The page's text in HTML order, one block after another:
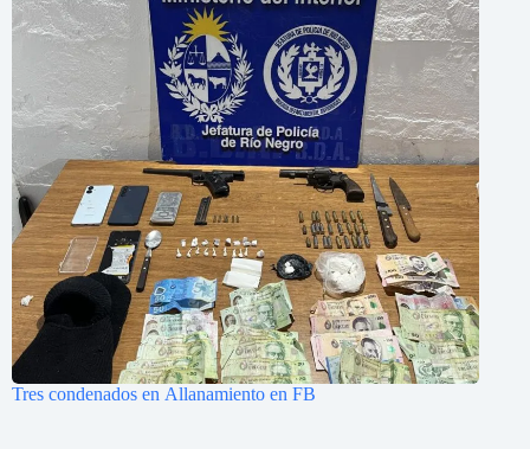
Tres condenados en Allanamiento en FB